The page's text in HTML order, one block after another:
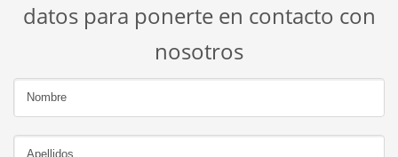
datos para ponerte en contacto con
nosotros